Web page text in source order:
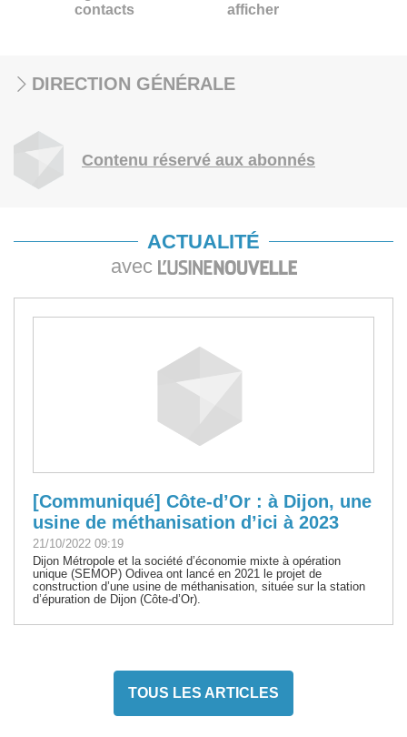
contacts
afficher
DIRECTION GÉNÉRALE
Contenu réservé aux abonnés
ACTUALITÉ
avec
[Communiqué] Côte-d’Or : à Dijon, une
usine de méthanisation d’ici à 2023
21/10/2022 09:19
Dijon Métropole et la société d’économie mixte à opération
unique (SEMOP) Odivea ont lancé en 2021 le projet de
construction d’une usine de méthanisation, située sur la station
d’épuration de Dijon (Côte-d’Or).
TOUS LES ARTICLES